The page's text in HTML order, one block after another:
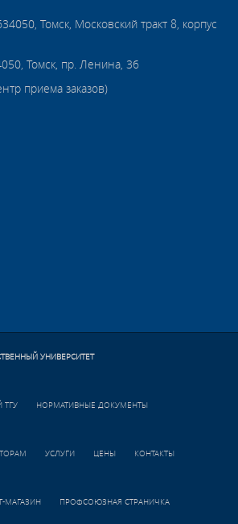
Томск, Московский тракт 8, корпус
Томск, пр. Ленина, 36
приема заказов)
УНИВЕРСИТЕТ
ТГУ НОРМАТИВНЫЕ ДОКУМЕНТЫ
УСЛУГИ ЦЕНЫ КОНТАКТЫ
МАГАЗИН ПРОФСОЮЗНАЯ СТРАНИЧКА